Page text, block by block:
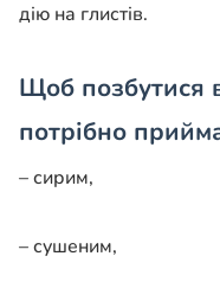
дію на глистів.
Щоб позбутися
потрібно
– сирим,
– сушеним,